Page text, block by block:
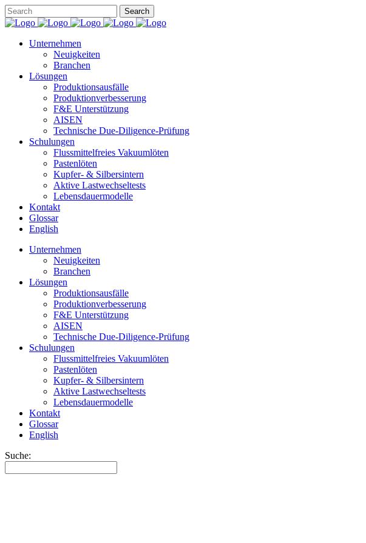
Unternehmen
Neuigkeiten
Branchen
Lösungen
Produktionsausfälle
Produktionverbesserung
F&E Unterstützung
AISEN
Technische Due-Diligence-Prüfung
Schulungen
Flussmittelfreies Vakuumlöten
Pastenlöten
Kupfer- & Silbersintern
Aktive Lastwechseltests
Lebensdauermodelle
Kontakt
Glossar
English
Unternehmen
Neuigkeiten
Branchen
Lösungen
Produktionsausfälle
Produktionverbesserung
F&E Unterstützung
AISEN
Technische Due-Diligence-Prüfung
Schulungen
Flussmittelfreies Vakuumlöten
Pastenlöten
Kupfer- & Silbersintern
Aktive Lastwechseltests
Lebensdauermodelle
Kontakt
Glossar
English
Suche: